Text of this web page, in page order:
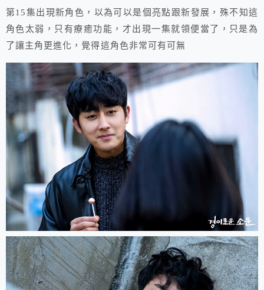
第15集出現新角色，以為可以是個亮點跟新發展，殊不知這
角色太弱，只有療癒功能，才出現一集就領便當了，只是為
了讓主角更進化，覺得這角色非常可有可無